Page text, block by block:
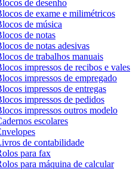
de desenho
de exame e milimétricos
de música
de notas
de notas adesivas
de trabalhos manuais
impressos de recibos e vales
impressos de empregado
impressos de entregas
impressos de pedidos
impressos outros modelo
escolares
de contabilidade
para fax
para máquina de calcular